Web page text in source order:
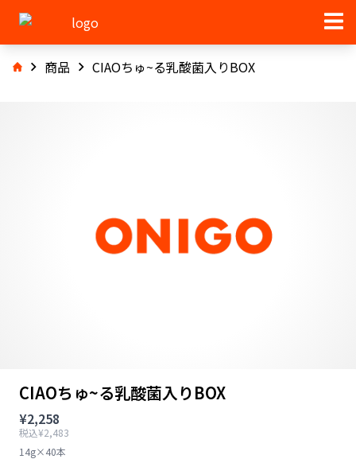
商品 CIAOちゅ~る乳酸菌入りBOX
CIAOちゅ~る乳酸菌入りBOX
¥2,258
税込¥2,483
14g×40本